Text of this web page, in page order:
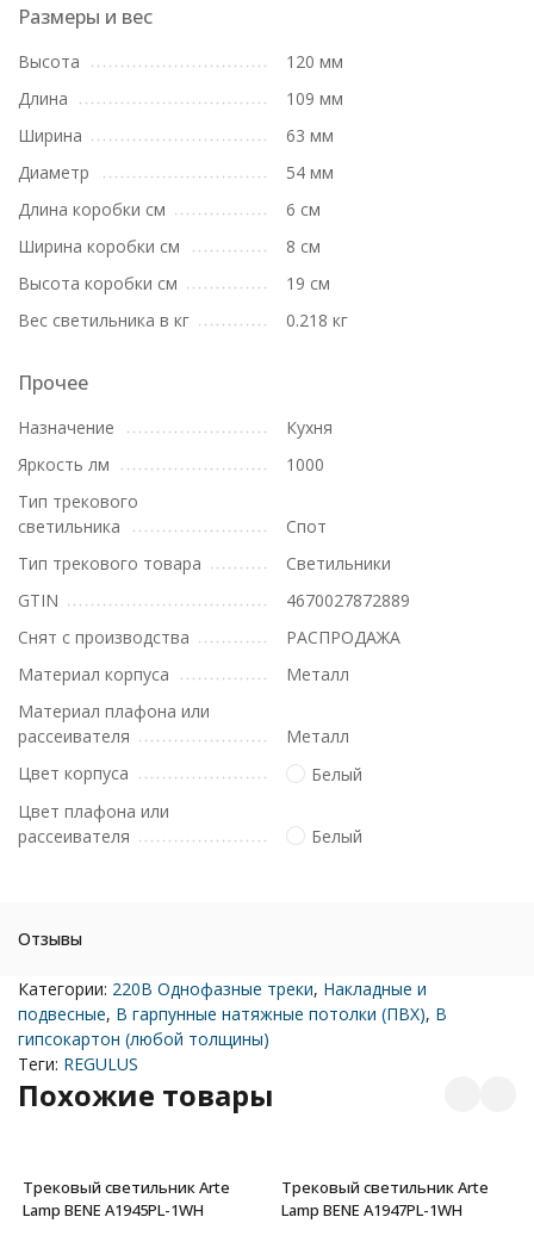
Размеры и вес
Высота
120 мм
Длина
109 мм
Ширина
63 мм
Диаметр
54 мм
Длина коробки см
6 см
Ширина коробки см
8 см
Высота коробки см
19 см
Вес светильника в кг
0.218 кг
Прочее
Назначение
Кухня
Яркость лм
1000
Тип трекового
светильника
Спот
Тип трекового товара
Светильники
GTIN
4670027872889
Снят с производства
РАСПРОДАЖА
Материал корпуса
Металл
Материал плафона или
рассеивателя
Металл
Цвет корпуса
Белый
Цвет плафона или
рассеивателя
Белый
Отзывы
Категории: 220В Однофазные треки, Накладные и
подвесные, В гарпунные натяжные потолки (ПВХ), В
гипсокартон (любой толщины)
Теги: REGULUS
Похожие товары
Трековый светильник Arte
Lamp BENE A1945PL-1WH
Трековый светильник Arte
Lamp BENE A1947PL-1WH